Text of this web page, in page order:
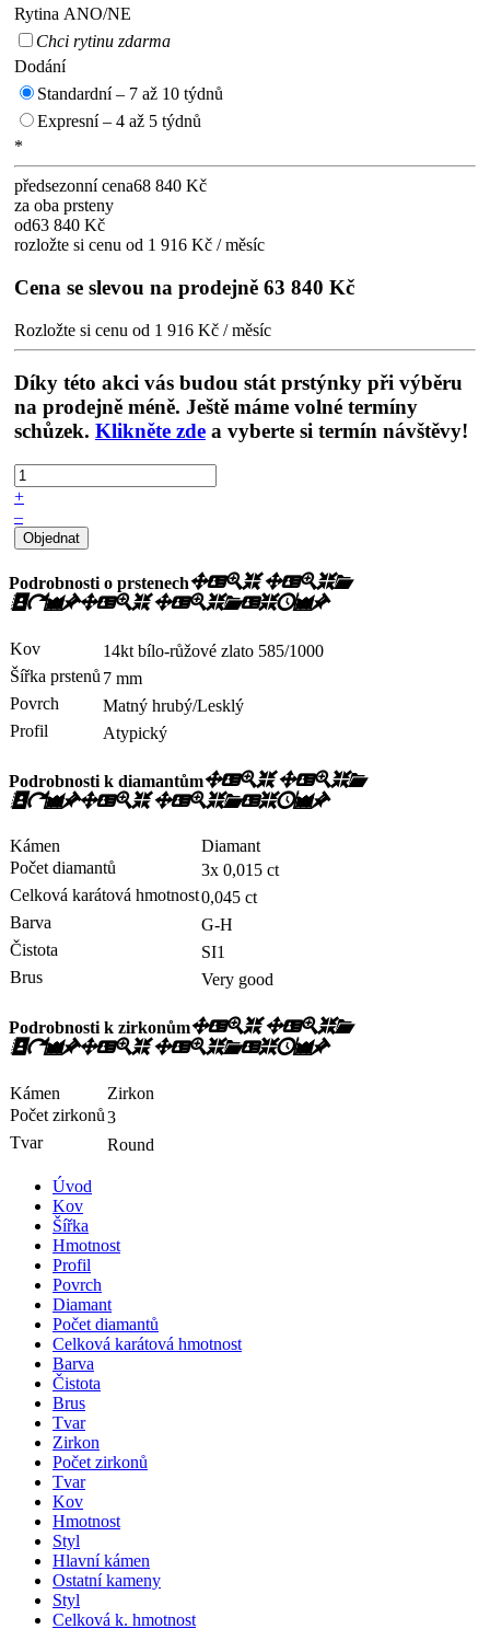
Rytina ANO/NE
Chci rytinu zdarma
Dodání
Standardní – 7 až 10 týdnů
Expresní – 4 až 5 týdnů
*
předsezonní cena68 840 Kč
za oba prsteny
od63 840 Kč
rozložte si cenu od 1 916 Kč / měsíc
Cena se slevou na prodejně 63 840 Kč
Rozložte si cenu od 1 916 Kč / měsíc
Díky této akci vás budou stát prstýnky při výběru
na prodejně méně. Ještě máme volné termíny
schůzek. Klikněte zde a vyberte si termín návštěvy!
+
–
Podrobnosti o prstenech
Kov 14kt bílo-růžové zlato 585/1000
Šířka prstenů 7 mm
Povrch
Matný hrubý/Lesklý
Profil
Atypický
Podrobnosti k diamantům
Kámen
Diamant
Počet diamantů
3x 0,015 ct
Celková karátová hmotnost0,045 ct
Barva
G-H
Čistota
SI1
Brus
Very good
Podrobnosti k zirkonům
Kámen
Zirkon
Počet zirkonů3
Tvar
Round
Úvod
Kov
Šířka
Hmotnost
Profil
Povrch
Diamant
Počet diamantů
Celková karátová hmotnost
Barva
Čistota
Brus
Tvar
Zirkon
Počet zirkonů
Tvar
Kov
Hmotnost
Styl
Hlavní kámen
Ostatní kameny
Styl
Celková k. hmotnost